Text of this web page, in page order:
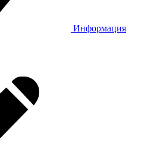
Информация